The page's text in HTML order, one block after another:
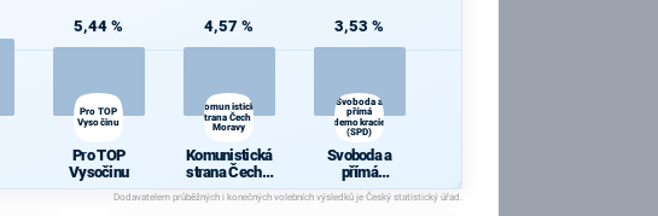
5,44 %
Pro TOP
Vysočinu
Pro TOP
Vysočinu
4,57 %
Komunistická
strana Čech a
Moravy
Komunistická
strana Čech a
Moravy
3,53 %
Svoboda a
přímá
demokracie
(SPD)
Svoboda a
přímá
demokracie
(SPD)